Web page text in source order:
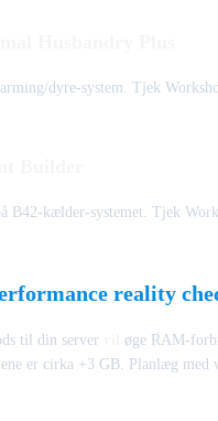
dyre-system. Tjek
B42-kælder-systemet. Tjek
reality
til din server
øge RAM-
er cirka +3 GB. Planlæg med